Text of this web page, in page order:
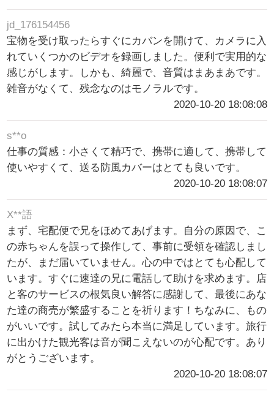
jd_176154456
宝物を受け取ったらすぐにカバンを開けて、カメラに入
れていくつかのビデオを録画しました。便利で実用的な
感じがします。しかも、綺麗で、音質はまあまあです。
雑音がなくて、残念なのはモノラルです。
2020-10-20 18:08:08
s**o
仕事の質感：小さくて精巧で、携帯に適して、携帯して
使いやすくて、送る防風カバーはとても良いです。
2020-10-20 18:08:07
X**語
まず、宅配便で兄をほめてあげます。自分の原因で、こ
の赤ちゃんを誤って操作して、事前に受領を確認しまし
たが、まだ届いていません。心の中ではとても心配して
います。すぐに速達の兄に電話して助けを求めます。店
と客のサービスの根気良い解答に感謝して、最後にあな
た達の商売が繁盛することを祈ります！ちなみに、もの
がいいです。試してみたら本当に満足しています。旅行
に出かけた観光客は音が聞こえないのが心配です。あり
がとうございます。
2020-10-20 18:08:07